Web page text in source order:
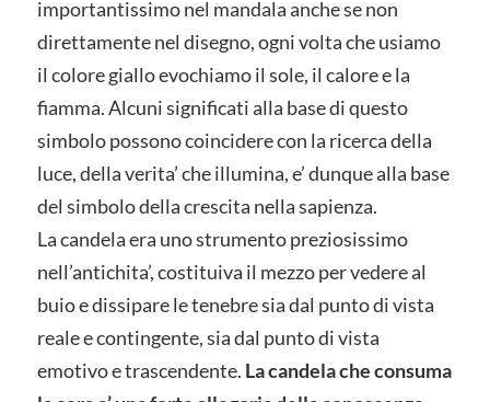
importantissimo nel mandala anche se non
direttamente nel disegno, ogni volta che usiamo
il colore giallo evochiamo il sole, il calore e la
fiamma. Alcuni significati alla base di questo
simbolo possono coincidere con la ricerca della
luce, della verita’ che illumina, e’ dunque alla base
del simbolo della crescita nella sapienza.
La candela era uno strumento preziosissimo
nell’antichita’, costituiva il mezzo per vedere al
buio e dissipare le tenebre sia dal punto di vista
reale e contingente, sia dal punto di vista
emotivo e trascendente. La candela che consuma